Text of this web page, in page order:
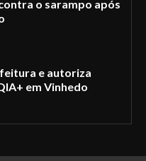
o sarampo após
e autoriza
em Vinhedo